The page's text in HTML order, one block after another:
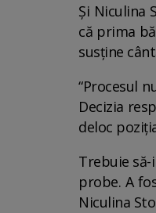
Și Niculina
că prima
susține
“Procesul
Decizia
deloc
Trebuie
probe. A
Niculina